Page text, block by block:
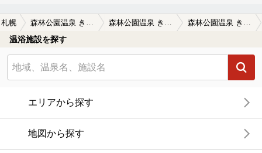
札幌
温浴施設を探す
エリアから探す
地図から探す